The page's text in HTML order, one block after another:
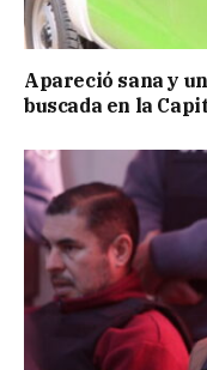
Apareció sana y
buscada en la